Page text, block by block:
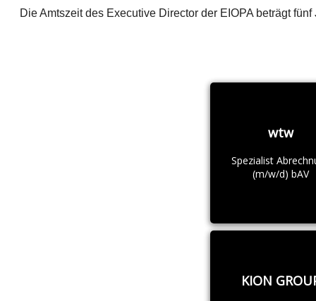
Die Amtszeit des Executive Director der EIOPA beträgt
wtw
Spezialist
(m/w/d) bAV
KION